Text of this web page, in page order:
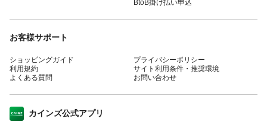
BtoB掛け払い申込
お客様サポート
ショッピングガイド
利用規約
よくある質問
プライバシーポリシー
サイト利用条件・推奨環境
お問い合わせ
カインズ公式アプリ